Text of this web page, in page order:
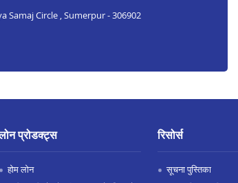
Samaj Circle , Sumerpur - 306902
प्रोडक्ट्स
होम लोन
रिसोर्स
सूचना पुस्तिका